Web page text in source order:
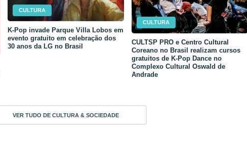
CULTURA
K-Pop invade Parque Villa Lobos em
evento gratuito em celebração dos
30 anos da LG no Brasil
CULTURA
CULTSP PRO e Centro Cultural
Coreano no Brasil realizam cursos
gratuitos de K-Pop Dance no
Complexo Cultural Oswald de
Andrade
VER TUDO DE CULTURA & SOCIEDADE